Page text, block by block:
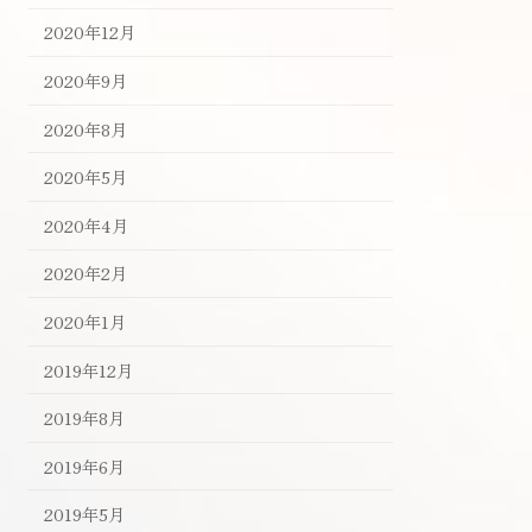
2020年12月
2020年9月
2020年8月
2020年5月
2020年4月
2020年2月
2020年1月
2019年12月
2019年8月
2019年6月
2019年5月